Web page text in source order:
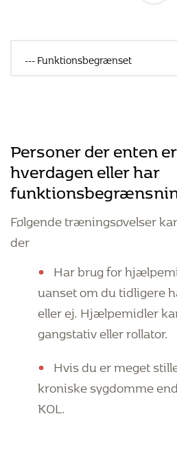
Personer der enten
hverdagen eller har
Følgende træningsøvelser
der
Har brug for
uanset om du tidligere
eller ej. Hjælpemidler
gangstativ eller rollator.
Hvis du er meget
kroniske sygdomme
KOL.